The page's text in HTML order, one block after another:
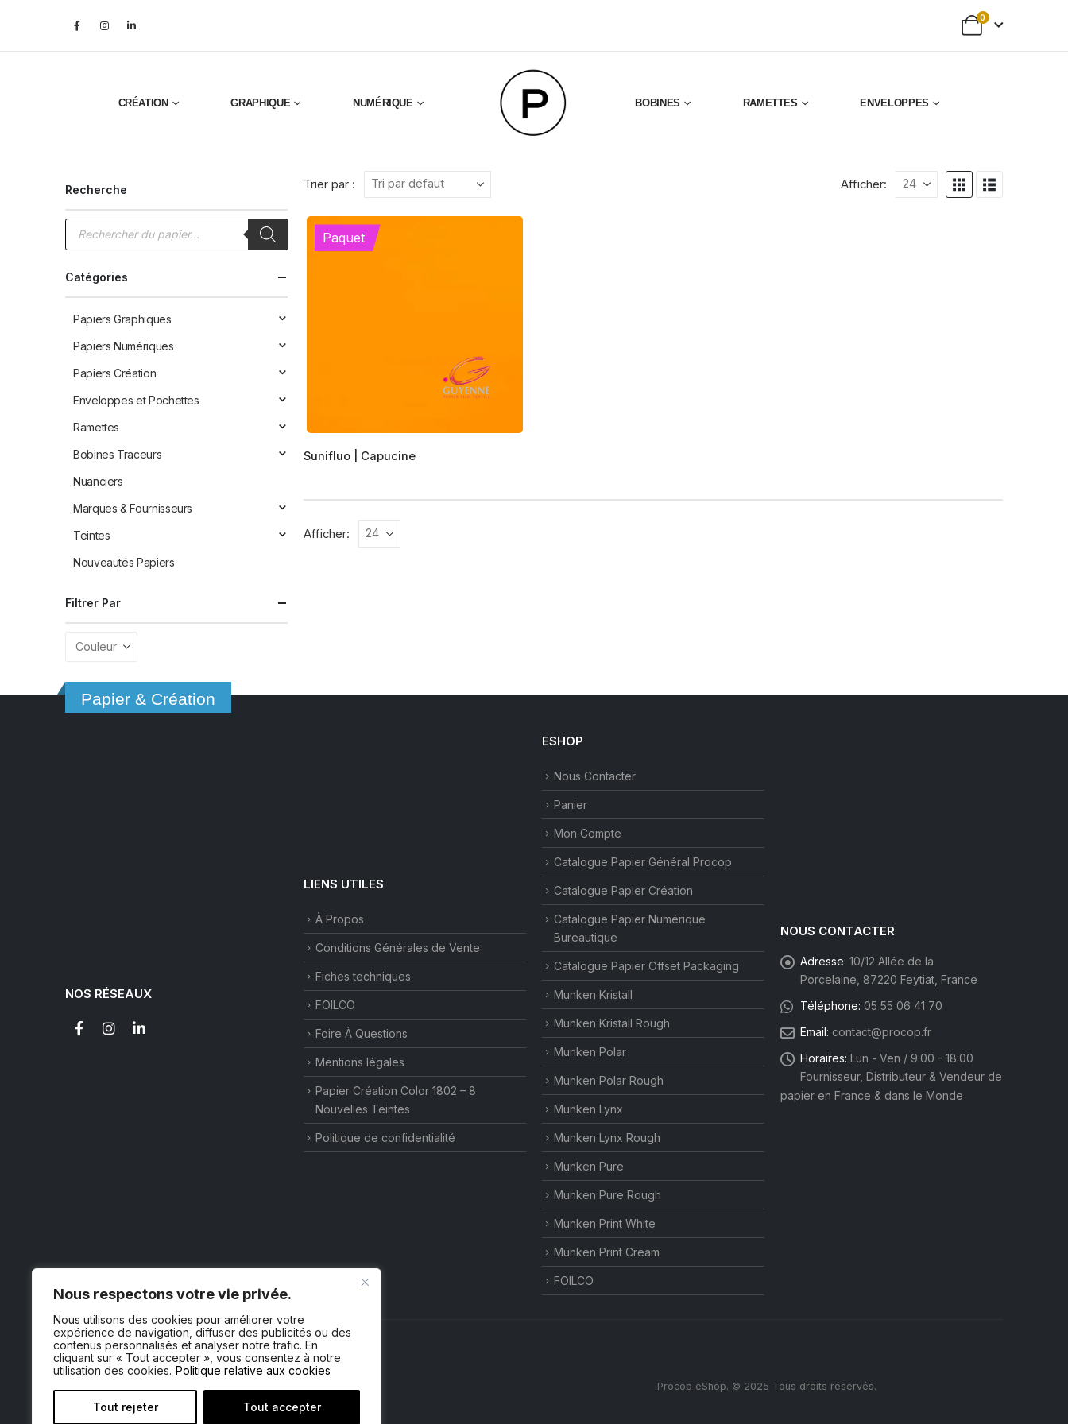
Nous respectons votre vie privée.
Nous utilisons des cookies pour améliorer votre
expérience de navigation, diffuser des publicités ou des
contenus personnalisés et analyser notre trafic. En
cliquant sur « Tout accepter », vous consentez à notre
utilisation des cookies. Politique relative aux cookies
Tout rejeter Tout accepter
0
CRÉATION GRAPHIQUE NUMÉRIQUE BOBINES RAMETTES ENVELOPPES
Trier par : Afficher:
Paquet
produit
plusieurs
variations.
Les
Sunifluo | Capucine
Afficher:
Recherche
Recherche
produits
Catégories
Papiers Graphiques
Papiers Numériques
Papiers Création
Enveloppes et Pochettes
Ramettes
Bobines Traceurs
Nuanciers
Marques & Fournisseurs
Teintes
Nouveautés Papiers
Filtrer Par
Papier & Création
NOS RÉSEAUX
LIENS UTILES
À Propos
Conditions Générales de Vente
Fiches techniques
FOILCO
Foire À Questions
Mentions légales
Papier Création Color 1802 – 8
Nouvelles Teintes
Politique de confidentialité
ESHOP
Nous Contacter
Panier
Mon Compte
Catalogue Papier Général Procop
Catalogue Papier Création
Catalogue Papier Numérique
Bureautique
Catalogue Papier Offset Packaging
Munken Kristall
Munken Kristall Rough
Munken Polar
Munken Polar Rough
Munken Lynx
Munken Lynx Rough
Munken Pure
Munken Pure Rough
Munken Print White
Munken Print Cream
FOILCO
NOUS CONTACTER
Adresse: 10/12 Allée de la
Porcelaine, 87220 Feytiat, France
Téléphone: 05 55 06 41 70
Email: contact@procop.fr
Horaires: Lun - Ven / 9:00 - 18:00
Fournisseur, Distributeur & Vendeur de
papier en France & dans le Monde
Procop eShop. © 2025 Tous droits réservés.